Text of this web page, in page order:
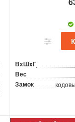
ВxШxГ
Вес
Замок